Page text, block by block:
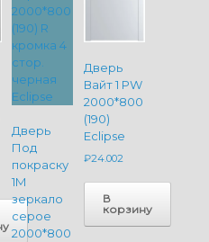
Дверь
Под
покраску
1M
зеркало
серое
2000*800
Дверь
Вайт 1 PW
2000*800
(190)
Eclipse
₽24.002
В
корзину